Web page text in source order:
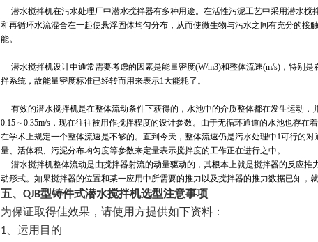
潜水搅拌机在污水处理厂中潜水搅拌器有多种用途。在活性污泥工艺中采用潜水搅
和再循环水流混合在一起使悬浮固体均匀分布，从而使微生物与污水之间有充分的接
能。
潜水搅拌机设计中通常需要考虑的因素是能量密度(W/m3)和整体流速(m/s)，特别
拌系统，故能量密度标准已经转而用来表示1大能耗了。
有效的潜水搅拌机是在整体流动条件下获得的，水池中的介质整体都在发生运动，
0.15～0.35m/s，现在往往被用作搅拌程度的设计参数。由于无循环通道的水池也存在
在学术上规定一个整体流速是不够的。直到今天，整体流速仍是污水处理中1可行的
量、活体积、污泥分布均匀度等参数来定量表示搅拌度的工作正在进行之中。
潜水搅拌机整体流动是由搅拌器射流的动量驱动的，其根本上就是搅拌器的反应推
动形式。如果搅拌器的位置和某一应用中所需要的推力以及搅拌器的推力数据已知，
五、QJB型铸件式潜水搅拌机选型注意事项
为保证取得佳效果，请使用方提供如下资料：
1、运用目的